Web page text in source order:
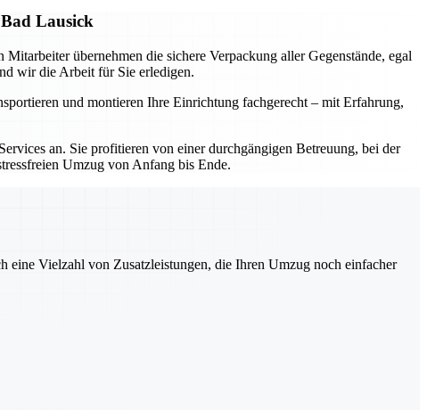
Lausick
übernehmen die sichere Verpackung aller Gegenstände, egal
wir die Arbeit für Sie erledigen.
und montieren Ihre Einrichtung fachgerecht – mit Erfahrung,
an. Sie profitieren von einer durchgängigen Betreuung, bei der
Umzug von Anfang bis Ende.
eine Vielzahl von Zusatzleistungen, die Ihren Umzug noch einfacher